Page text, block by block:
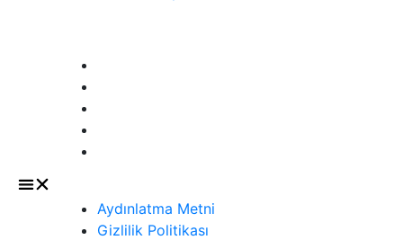
Aydınlatma Metni
Gizlilik Politikası